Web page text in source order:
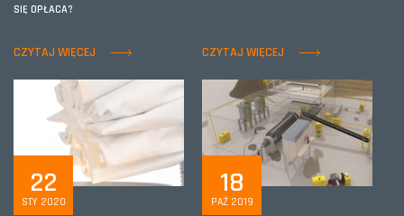
SIĘ OPŁACA?
CZYTAJ WIĘCEJ CZYTAJ WIĘCEJ
22
STY 2020
18
PAŹ 2019